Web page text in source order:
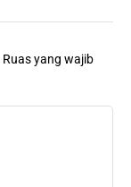
Ruas yang wajib